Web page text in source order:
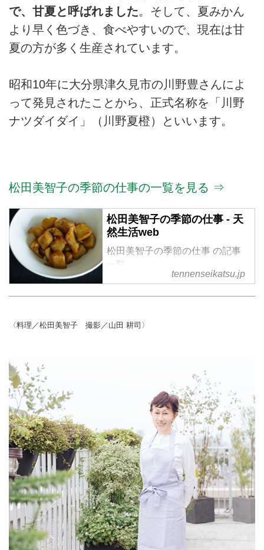
で、甘夏と呼ばれました。そして、夏みかん
より早く色づき、食べやすいので、現在は甘
夏の方が多く生産されています。
昭和10年に大分県津久見市の川野豊さんによ
って発見されたことから、正式名称を「川野
ナツダイダイ」（川野夏橙）といいます。
松田美智子の季節の仕事の一覧を見る ⇒
松田美智子の季節の仕事 - 天
然生活web
松田美智子の季節の仕事 の記事
一覧
tennenseikatsu.jp
〈料理／松田美智子 撮影／山田 耕司〉